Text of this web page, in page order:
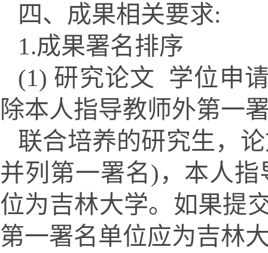
四、成果相关要求:
1.成果署名排序
(1) 研究论文 学位申
除本人指导教师外第一
联合培养的研究生，
并列第一署名)，本人
位为吉林大学。如果提
第一署名单位应为吉林